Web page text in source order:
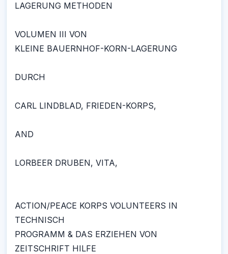
LAGERUNG METHODEN
VOLUMEN III VON
KLEINE BAUERNHOF-KORN-LAGERUNG
DURCH
CARL LINDBLAD, FRIEDEN-KORPS,
AND
LORBEER DRUBEN, VITA,
ACTION/PEACE KORPS VOLUNTEERS IN
TECHNISCH
PROGRAMM & DAS ERZIEHEN VON
ZEITSCHRIFT HILFE